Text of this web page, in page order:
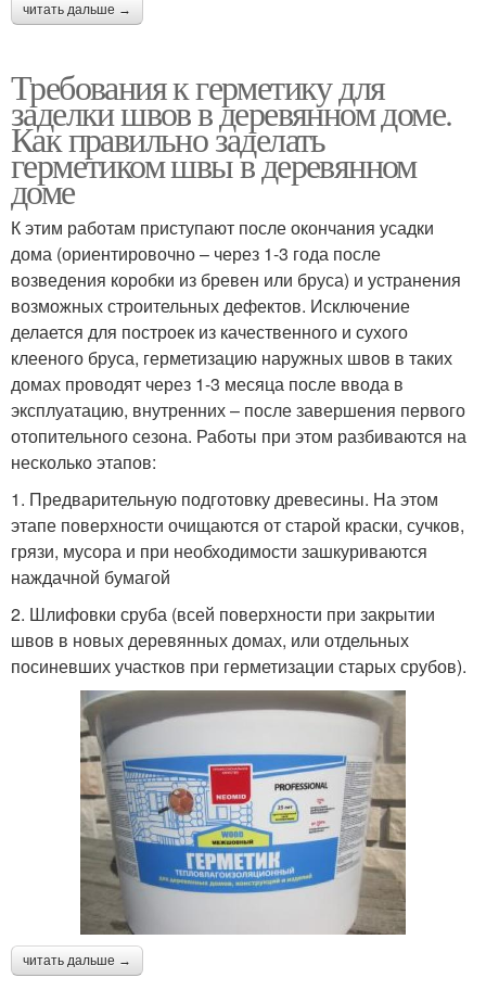
читать дальше →
Требования к герметику для
заделки швов в деревянном доме.
Как правильно заделать
герметиком швы в деревянном
доме
К этим работам приступают после окончания усадки
дома (ориентировочно – через 1-3 года после
возведения коробки из бревен или бруса) и устранения
возможных строительных дефектов. Исключение
делается для построек из качественного и сухого
клееного бруса, герметизацию наружных швов в таких
домах проводят через 1-3 месяца после ввода в
эксплуатацию, внутренних – после завершения первого
отопительного сезона. Работы при этом разбиваются на
несколько этапов:
1. Предварительную подготовку древесины. На этом
этапе поверхности очищаются от старой краски, сучков,
грязи, мусора и при необходимости зашкуриваются
наждачной бумагой
2. Шлифовки сруба (всей поверхности при закрытии
швов в новых деревянных домах, или отдельных
посиневших участков при герметизации старых срубов).
читать дальше →